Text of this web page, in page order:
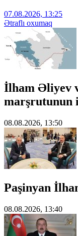
07.08.2026, 13:25
Ətraflı oxumaq
İlham Əliyev
marşrutunun
08.08.2026, 13:50
Paşinyan
08.08.2026, 13:40